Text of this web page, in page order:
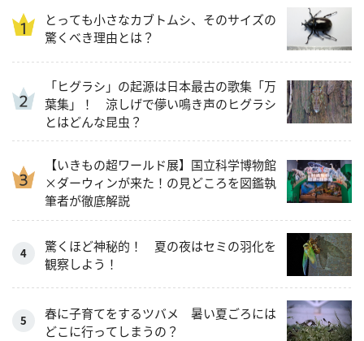
とっても小さなカブトムシ、そのサイズの
驚くべき理由とは？
「ヒグラシ」の起源は日本最古の歌集「万
葉集」！ 涼しげで儚い鳴き声のヒグラシ
とはどんな昆虫？
【いきもの超ワールド展】国立科学博物館
×ダーウィンが来た！の見どころを図鑑執
筆者が徹底解説
驚くほど神秘的！ 夏の夜はセミの羽化を
観察しよう！
春に子育てをするツバメ 暑い夏ごろには
どこに行ってしまうの？